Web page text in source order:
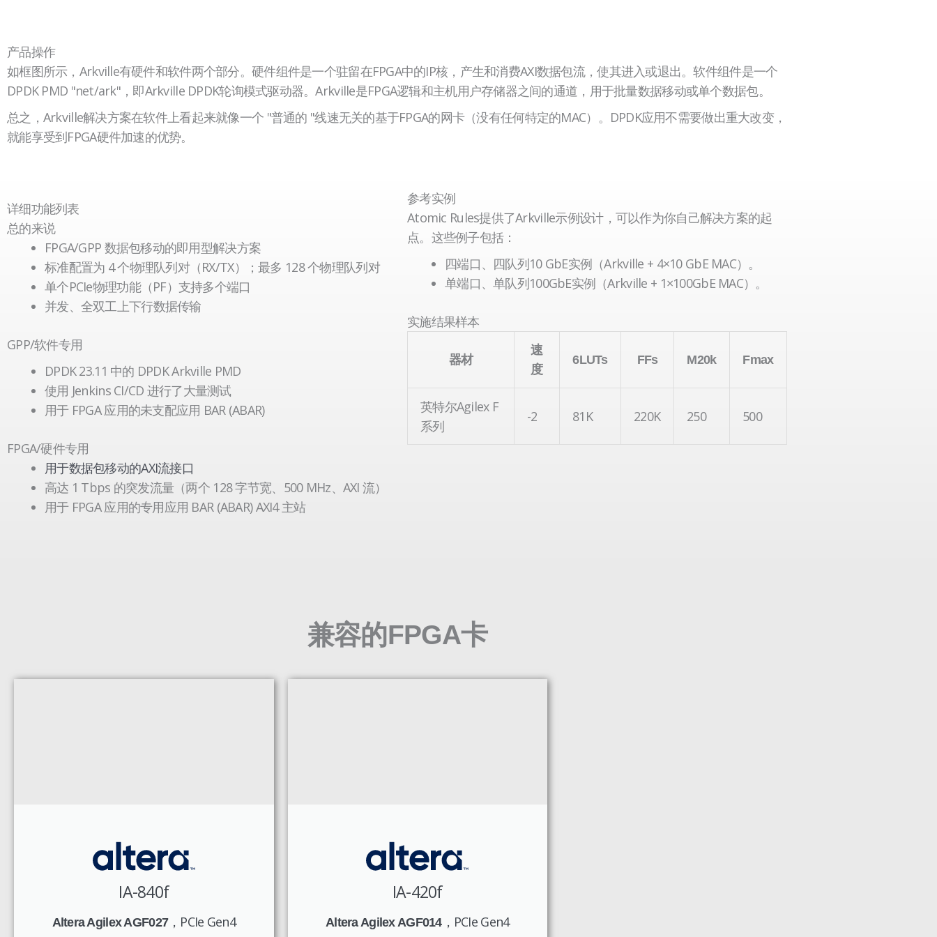
产品操作
空
标
题
如框图所示，Arkville有硬件和软件两个部分。硬件组件是一个驻留在FPGA中的IP核，产生和消费AXI数据包流，使其进入或退出。软件组件是一个
DPDK PMD "net/ark"，即Arkville DPDK轮询模式驱动器。Arkville是FPGA逻辑和主机用户存储器之间的通道，用于批量数据移动或单个数据包。
总之，Arkville解决方案在软件上看起来就像一个 "普通的 "线速无关的基于FPGA的网卡（没有任何特定的MAC）。DPDK应用不需要做出重大改变，
就能享受到FPGA硬件加速的优势。
题
题
详细功能列表
总的来说
FPGA/GPP 数据包移动的即用型解决方案
标准配置为 4 个物理队列对（RX/TX）；最多 128 个物理队列对
单个PCIe物理功能（PF）支持多个端口
并发、全双工上下行数据传输
GPP/软件专用
DPDK 23.11 中的 DPDK Arkville PMD
使用 Jenkins CI/CD 进行了大量测试
用于 FPGA 应用的未支配应用 BAR (ABAR)
FPGA/硬件专用
用于数据包移动的AXI流接口
高达 1 Tbps 的突发流量（两个 128 字节宽、500 MHz、AXI 流）
用于 FPGA 应用的专用应用 BAR (ABAR) AXI4 主站
参考实例
Atomic Rules提供了Arkville示例设计，可以作为你自己解决方案的起
点。这些例子包括：
四端口、四队列10 GbE实例（Arkville + 4×10 GbE MAC）。
单端口、单队列100GbE实例（Arkville + 1×100GbE MAC）。
实施结果样本
器材
速
度
6LUTs FFs M20k Fmax
英特尔Agilex F
系列
-2 81K 220K 250 500
兼容的FPGA卡
IA-840f
Altera Agilex AGF027，PCIe Gen4
IA-420f
Altera Agilex AGF014，PCIe Gen4